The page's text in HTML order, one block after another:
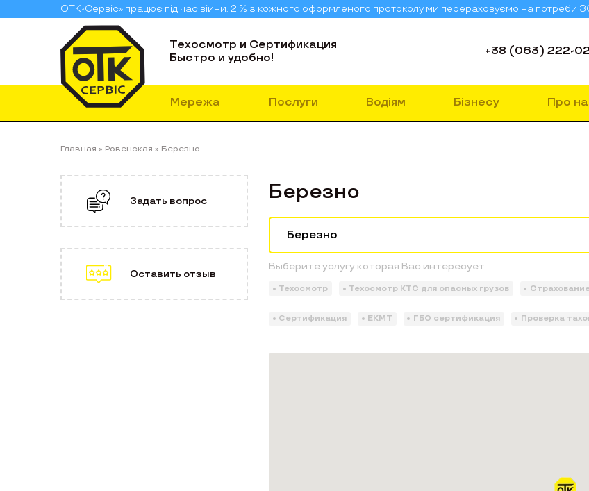
ОТК-Сервіс» працює під час війни. 2 % з кожного оформленого протоколу ми перераховуємо на потреби
Техосмотр и Сертификация
Быстро и удобно!
+38 (063) 222-
Мережа Послуги Водіям Бізнесу Про
Главная » Ровенская » Березно
Задать вопрос
Оставить отзыв
Березно
Выберите услугу которая Вас интересует
Техосмотр Техосмотр КТС для опасных грузов Страхование
Сертификация ЕКМТ ГБО сертификация Проверка